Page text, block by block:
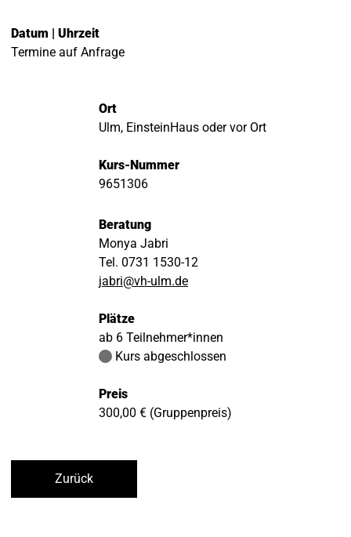
Datum | Uhrzeit
Termine auf Anfrage
Ort
Ulm, EinsteinHaus oder vor Ort
Kurs-Nummer
9651306
Beratung
Monya Jabri
Tel. 0731 1530-12
jabri@vh-ulm.de
Plätze
ab 6 Teilnehmer*innen
Kurs abgeschlossen
Preis
300,00 € (Gruppenpreis)
Zurück